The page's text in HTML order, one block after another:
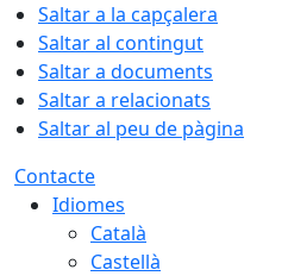
Saltar a la capçalera
Saltar al contingut
Saltar a documents
Saltar a relacionats
Saltar al peu de pàgina
Contacte
Idiomes
Català
Castellà